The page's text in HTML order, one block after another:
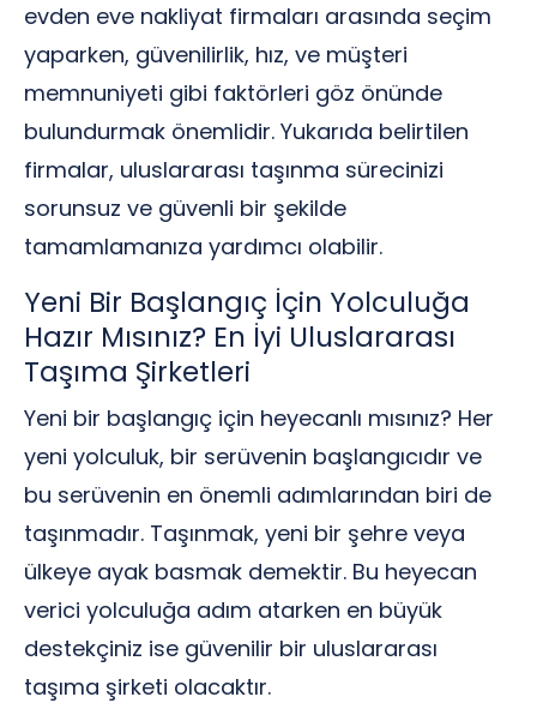
evden eve nakliyat firmaları arasında seçim
yaparken, güvenilirlik, hız, ve müşteri
memnuniyeti gibi faktörleri göz önünde
bulundurmak önemlidir. Yukarıda belirtilen
firmalar, uluslararası taşınma sürecinizi
sorunsuz ve güvenli bir şekilde
tamamlamanıza yardımcı olabilir.
Yeni Bir Başlangıç İçin Yolculuğa
Hazır Mısınız? En İyi Uluslararası
Taşıma Şirketleri
Yeni bir başlangıç için heyecanlı mısınız? Her
yeni yolculuk, bir serüvenin başlangıcıdır ve
bu serüvenin en önemli adımlarından biri de
taşınmadır. Taşınmak, yeni bir şehre veya
ülkeye ayak basmak demektir. Bu heyecan
verici yolculuğa adım atarken en büyük
destekçiniz ise güvenilir bir uluslararası
taşıma şirketi olacaktır.